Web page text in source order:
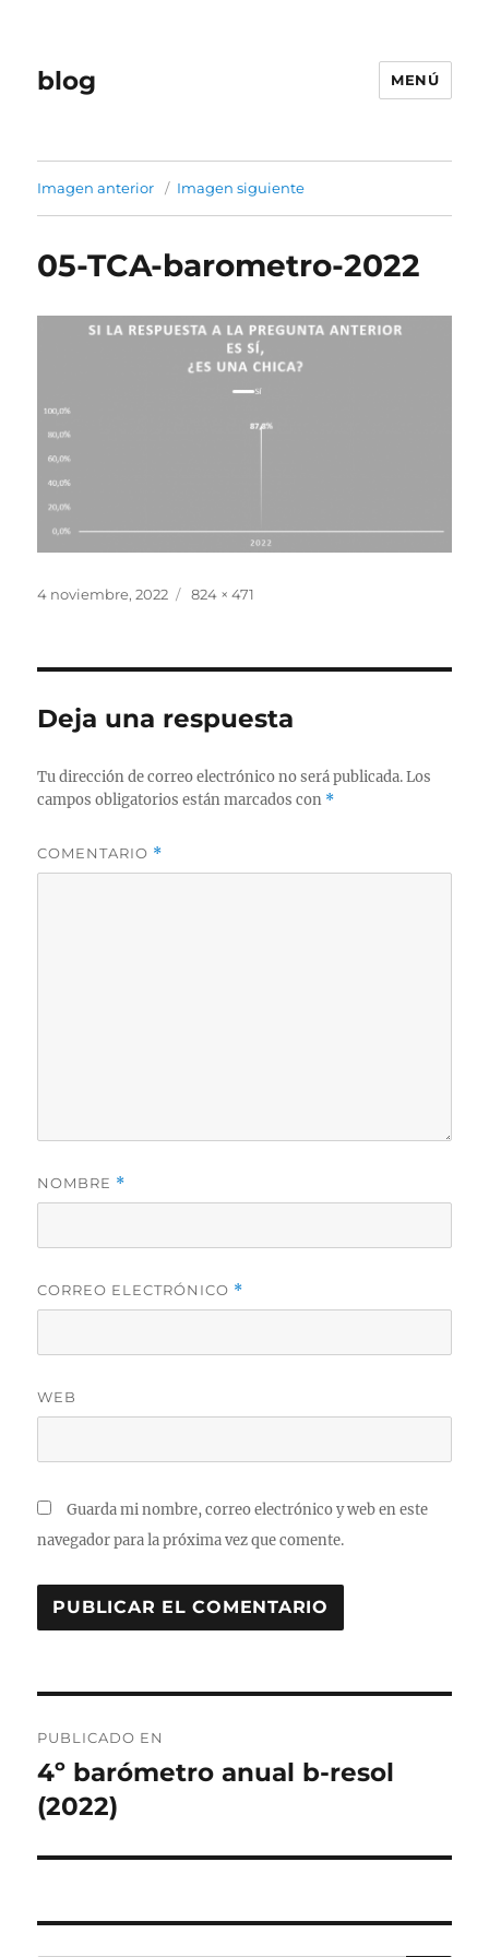
blog MENÚ
Imagen anterior Imagen siguiente
05-TCA-barometro-2022
Publicado
4 noviembre, 2022
Tamaño
824 × 471
Deja una respuesta
Tu dirección de correo electrónico no será publicada. Los
campos obligatorios están marcados con *
COMENTARIO *
NOMBRE *
CORREO ELECTRÓNICO *
WEB
Guarda mi nombre, correo electrónico y web en este
navegador para la próxima vez que comente.
de
entradas
PUBLICADO EN
4º barómetro anual b-resol
(2022)